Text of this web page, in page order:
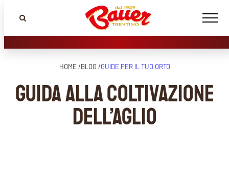
HOME /BLOG /GUIDE PER IL TUO ORTO
Guida alla coltivazione
dell’aglio